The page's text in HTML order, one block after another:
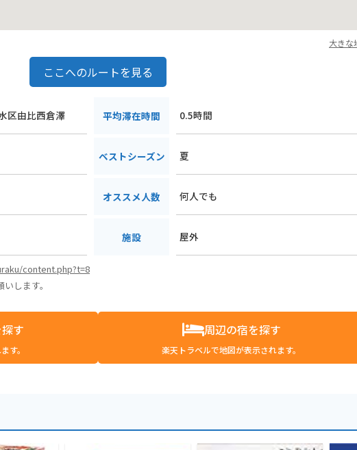
大きな
ここへのルートを見る
区由比西倉澤 平均滞在時間 0.5時間
ベストシーズン 夏
オススメ人数 何人でも
施設 屋外
content.php?t=8
します。
す
す。
周辺の宿を探す
楽天トラベルで地図が表示されます。